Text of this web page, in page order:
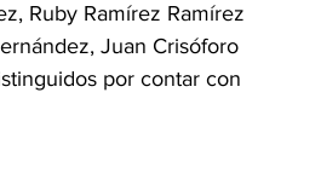
Ruby Ramírez Ramírez
Juan Crisóforo
por contar con